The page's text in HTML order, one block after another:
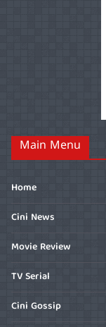
Main Menu
Home
Cini News
Movie Review
TV Serial
Cini Gossip